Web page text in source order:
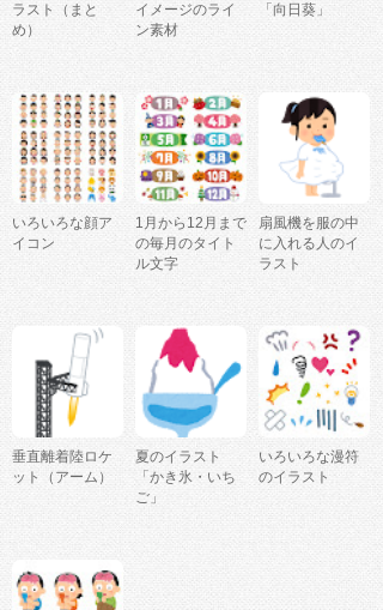
ラスト（まと
め）
イメージのライ
ン素材
「向日葵」
いろいろな顔ア
イコン
1月から12月まで
の毎月のタイト
ル文字
扇風機を服の中
に入れる人のイ
ラスト
垂直離着陸ロケ
ット（アーム）
夏のイラスト
「かき氷・いち
ご」
いろいろな漫符
のイラスト